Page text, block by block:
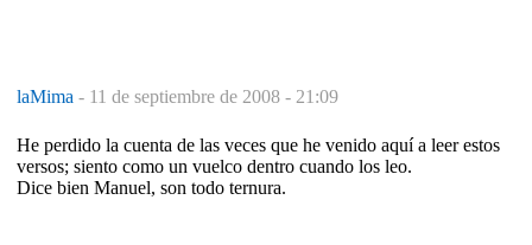
laMima - 11 de septiembre de 2008 - 21:09
He perdido la cuenta de las veces que he venido aquí a leer estos
versos; siento como un vuelco dentro cuando los leo.
Dice bien Manuel, son todo ternura.